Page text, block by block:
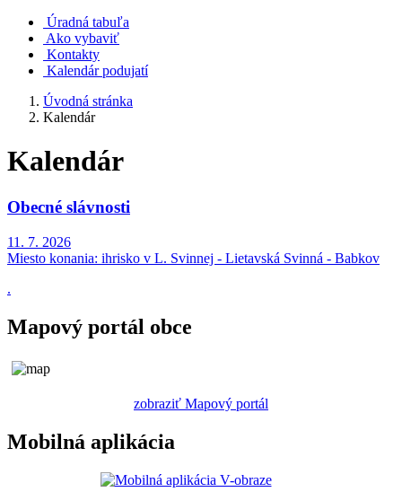
Úradná tabuľa
Ako vybaviť
Kontakty
Kalendár podujatí
Úvodná stránka
Kalendár
Kalendár
Obecné slávnosti
11. 7. 2026
Miesto konania: ihrisko v L. Svinnej - Lietavská Svinná - Babkov
.
Mapový portál obce
zobraziť Mapový portál
Mobilná aplikácia